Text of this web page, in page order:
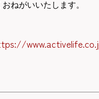
ねがいいたします。